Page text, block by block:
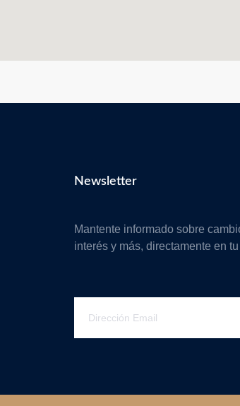
Newsletter
Mantente informado sobre
interés y más, directamente en